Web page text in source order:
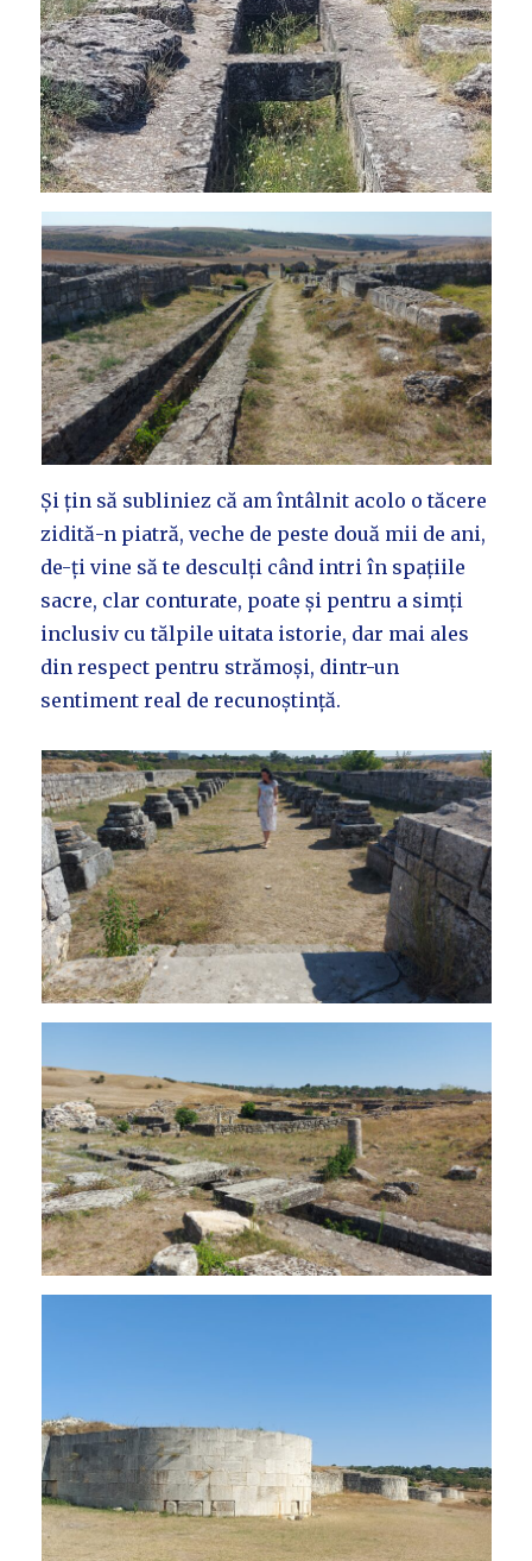
Și țin să subliniez că am întâlnit acolo o tăcere
zidită-n piatră, veche de peste două mii de ani,
de-ți vine să te desculți când intri în spațiile
sacre, clar conturate, poate și pentru a simți
inclusiv cu tălpile uitata istorie, dar mai ales
din respect pentru strămoși, dintr-un
sentiment real de recunoștință.